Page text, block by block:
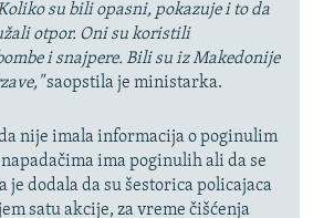
su bili opasni, pokazuje i to da
otpor. Oni su koristili
i snajpere. Bili su iz Makedonije
saopstila je ministarka.
nije imala informacija o poginulim
ima poginulih ali da se
je dodala da su šestorica policajaca
satu akcije, za vreme čišćenja